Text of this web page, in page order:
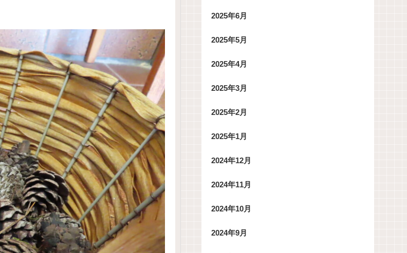
2025年6月
2025年5月
2025年4月
2025年3月
2025年2月
2025年1月
2024年12月
2024年11月
2024年10月
2024年9月